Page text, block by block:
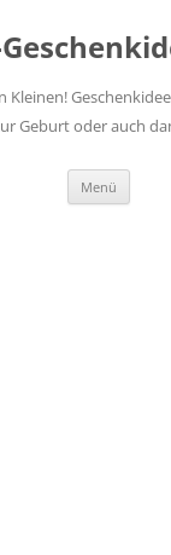
Kleinen!
Geburt oder auch
Menü